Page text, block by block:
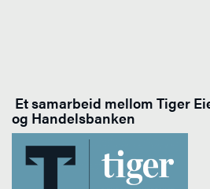
Et samarbeid mellom Tiger
og Handelsbanken